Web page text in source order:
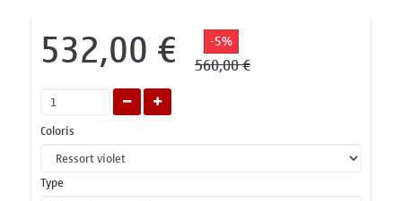
532,00 € -5%
560,00 €
Coloris
Type